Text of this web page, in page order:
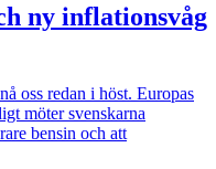
ny inflationsvåg
oss redan i höst. Europas
möter svenskarna
bensin och att